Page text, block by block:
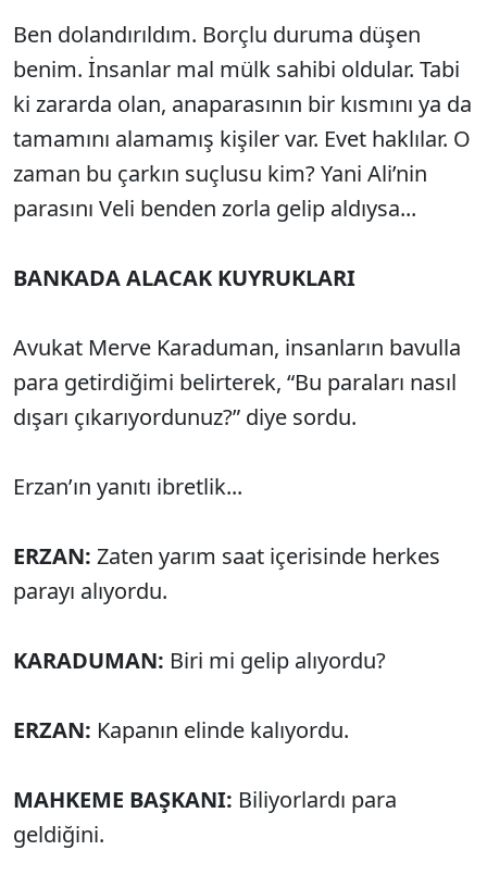
Ben dolandırıldım. Borçlu duruma düşen
benim. İnsanlar mal mülk sahibi oldular. Tabi
ki zararda olan, anaparasının bir kısmını ya da
tamamını alamamış kişiler var. Evet haklılar. O
zaman bu çarkın suçlusu kim? Yani Ali’nin
parasını Veli benden zorla gelip aldıysa...
BANKADA ALACAK KUYRUKLARI
Avukat Merve Karaduman, insanların bavulla
para getirdiğimi belirterek, “Bu paraları nasıl
dışarı çıkarıyordunuz?” diye sordu.
Erzan’ın yanıtı ibretlik...
ERZAN: Zaten yarım saat içerisinde herkes
parayı alıyordu.
KARADUMAN: Biri mi gelip alıyordu?
ERZAN: Kapanın elinde kalıyordu.
MAHKEME BAŞKANI: Biliyorlardı para
geldiğini.